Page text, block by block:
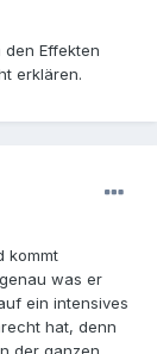
Effekten
erklären.
kommt
was er
ein intensives
hat, denn